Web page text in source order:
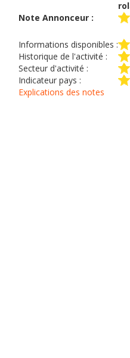
Note Annonceur :
Informations disponibles :
Historique de l'activité :
Secteur d'activité :
Indicateur pays :
Explications des notes